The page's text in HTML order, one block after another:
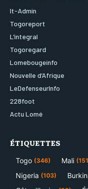
It-Admin
Togoreport
L’integral
Togoregard
Lomebougeinfo
Nouvelle d’Afrique
LeDefenseurInfo
228foot
Actu Lomé
ÉTIQUETTES
Togo (346) Mali
Nigeria (103)